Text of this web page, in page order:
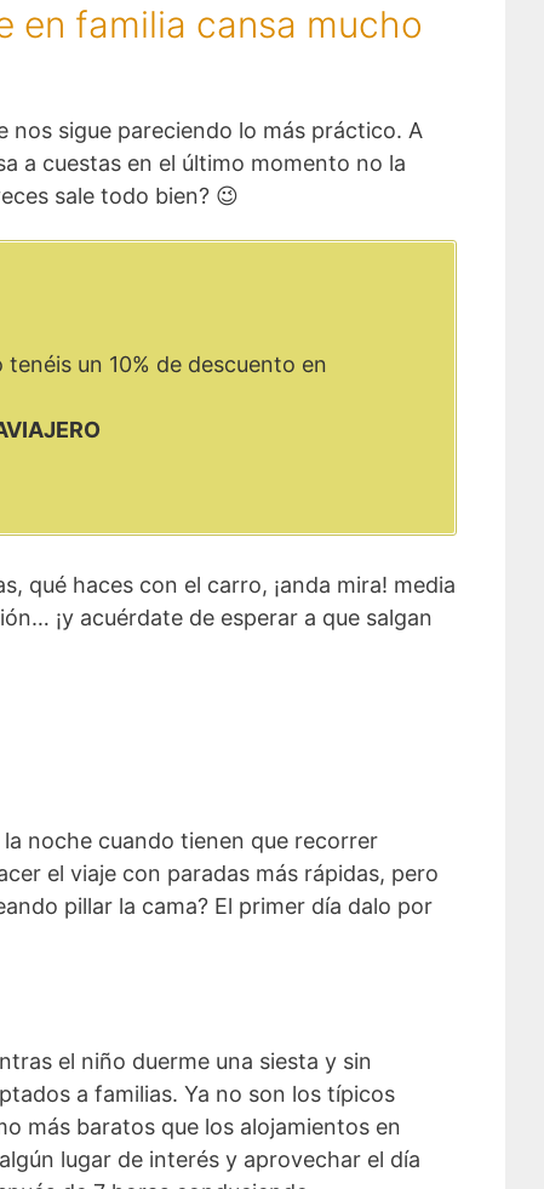
en familia cansa mucho
nos sigue pareciendo lo más práctico. A
a cuestas en el último momento no la
sale todo bien? 😉
un 10% de descuento en
qué haces con el carro, ¡anda mira! media
¡y acuérdate de esperar a que salgan
noche cuando tienen que recorrer
el viaje con paradas más rápidas, pero
pillar la cama? El primer día dalo por
el niño duerme una siesta y sin
a familias. Ya no son los típicos
más baratos que los alojamientos en
lugar de interés y aprovechar el día